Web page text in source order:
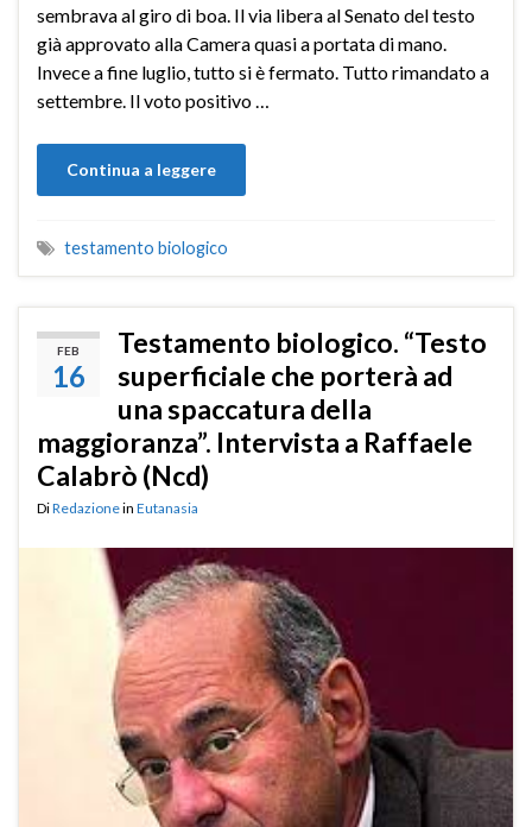
sembrava al giro di boa. Il via libera al Senato del testo
già approvato alla Camera quasi a portata di mano.
Invece a fine luglio, tutto si è fermato. Tutto rimandato a
settembre. Il voto positivo …
Continua a leggere
testamento biologico
FEB
16
Testamento biologico. “Testo
superficiale che porterà ad
una spaccatura della
maggioranza”. Intervista a Raffaele
Calabrò (Ncd)
DiRedazionein Eutanasia